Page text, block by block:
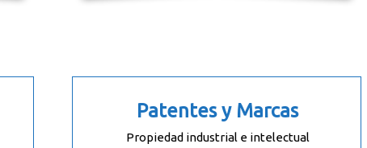
Patentes y Marcas
Propiedad industrial e intelectual